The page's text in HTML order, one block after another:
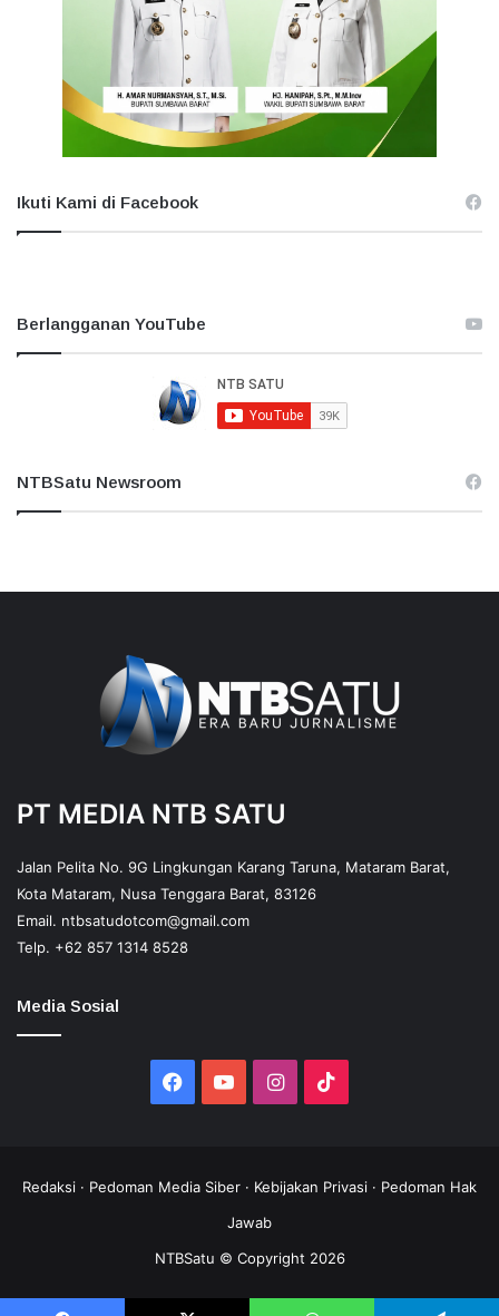
Ikuti Kami di Facebook
Berlangganan YouTube
NTBSatu Newsroom
PT MEDIA NTB SATU
Jalan Pelita No. 9G Lingkungan Karang Taruna, Mataram Barat,
Kota Mataram, Nusa Tenggara Barat, 83126
Email. ntbsatudotcom@gmail.com
Telp. +62 857 1314 8528
Media Sosial
Facebook
YouTubeInstagram
Redaksi · Pedoman Media Siber · Kebijakan Privasi · Pedoman Hak
Jawab
NTBSatu © Copyright 2026